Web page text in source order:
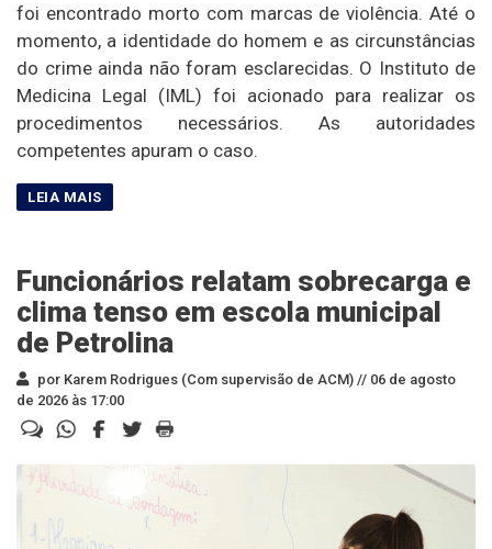
foi encontrado morto com marcas de violência. Até o
momento, a identidade do homem e as circunstâncias
do crime ainda não foram esclarecidas. O Instituto de
Medicina Legal (IML) foi acionado para realizar os
procedimentos necessários. As autoridades
competentes apuram o caso.
Funcionários relatam sobrecarga e
clima tenso em escola municipal
de Petrolina
por Karem Rodrigues (Com supervisão de ACM) // 06 de agosto
de 2026 às 17:00